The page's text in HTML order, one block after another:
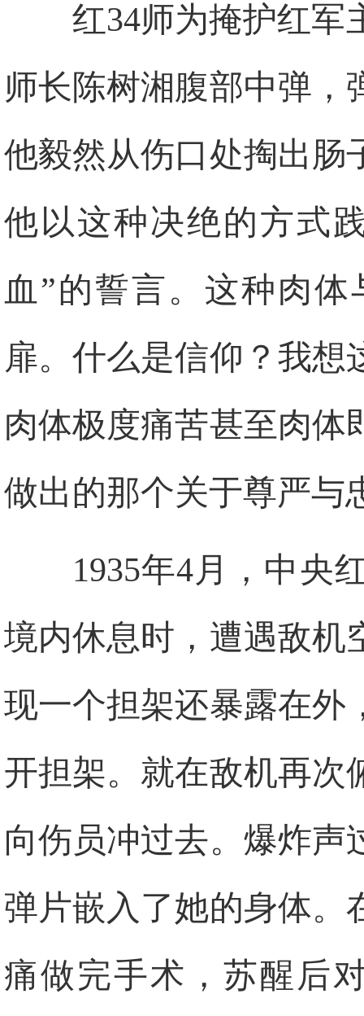
红34师为掩护红军
师长陈树湘腹部中弹，
他毅然从伤口处掏出肠
他以这种决绝的方式
血”的誓言。这种肉
扉。什么是信仰？我想
肉体极度痛苦甚至肉体
做出的那个关于尊严与
1935年4月，中央
境内休息时，遭遇敌机
现一个担架还暴露在外
开担架。就在敌机再次
向伤员冲过去。爆炸声
弹片嵌入了她的身体。
痛做完手术，苏醒后